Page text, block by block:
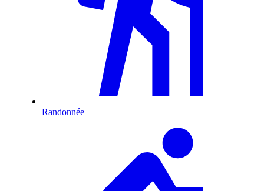
Randonnée